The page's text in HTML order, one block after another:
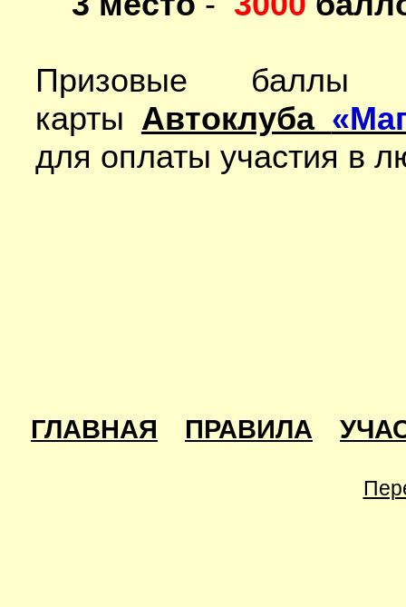
Призовые баллы
карты Автоклуба
для оплаты участия в
ГЛАВНАЯ ПРАВИЛА